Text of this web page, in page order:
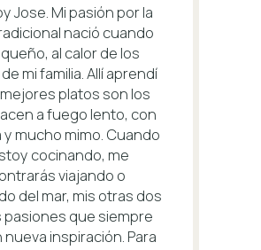
Jose. Mi pasión por la
nació cuando
al calor de los
mi familia. Allí aprendí
platos son los
a fuego lento, con
mucho mimo. Cuando
cocinando, me
viajando o
del mar, mis otras dos
pasiones que siempre
inspiración. Para